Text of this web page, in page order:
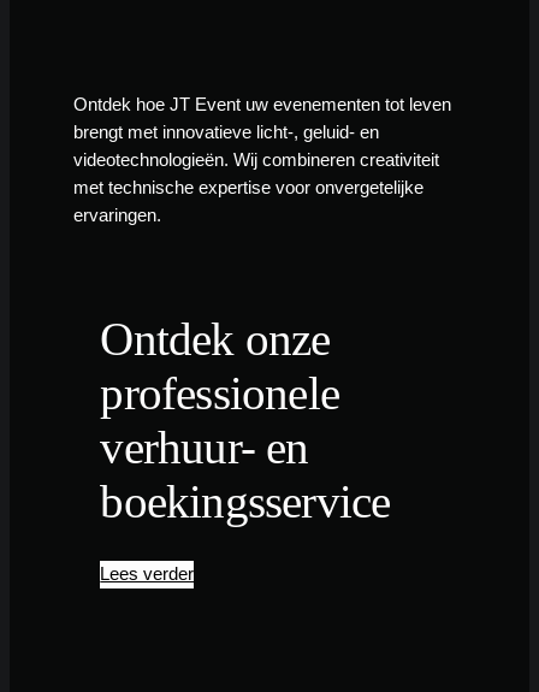
Ontdek hoe JT Event uw evenementen tot leven
brengt met innovatieve licht-, geluid- en
videotechnologieën. Wij combineren creativiteit
met technische expertise voor onvergetelijke
ervaringen.
Ontdek onze
professionele
verhuur- en
boekingsservice
Lees verder